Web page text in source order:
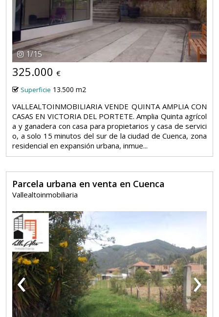
1/15
325.000 €
Superficie 13.500 m2
VALLEALTOINMOBILIARIA VENDE QUINTA AMPLIA CON
CASAS EN VICTORIA DEL PORTETE. Amplia Quinta agrícol
a y ganadera con casa para propietarios y casa de servici
o, a solo 15 minutos del sur de la ciudad de Cuenca, zona
residencial en expansión urbana, inmue...
Parcela urbana en venta en Cuenca
Vallealtoinmobiliaria
‹ ›